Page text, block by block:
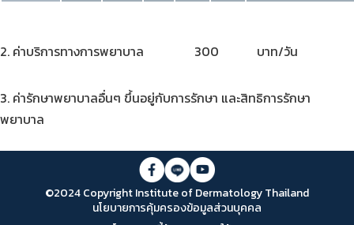
2. ค่าบริการทางการพยาบาล 300 บาท/วัน
3. ค่ารักษาพยาบาลอื่นๆ ขึ้นอยู่กับการรักษา และสิทธิการรักษา
พยาบาล
©2024 Copyright Institute of Dermatology Thailand
นโยบายการคุ้มครองข้อมูลส่วนบุคคล